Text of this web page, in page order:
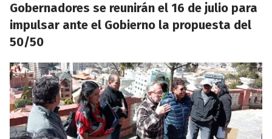
Gobernadores se reunirán el 16 de julio para
impulsar ante el Gobierno la propuesta del
50/50